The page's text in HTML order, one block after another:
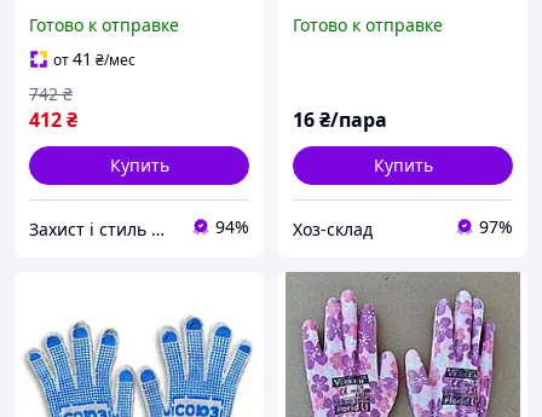
рыбалки неопрен
Готово к отправке
от41 ₴/мес
412₴
742 ₴
Купить
Захист і стиль — в одному магазині 94%
для дачи, огорода,
Готово к отправке
16₴/пара
Купить
Хоз-склад 97%